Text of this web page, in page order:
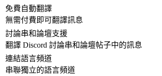
免費自動翻譯
無需付費即可翻譯訊息
討論串和論壇支援
翻譯 Discord 討論串和論壇帖子中的訊息
連結語言頻道
串聯獨立的語言頻道